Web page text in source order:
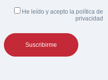
He leído y acepto la política de
privacidad